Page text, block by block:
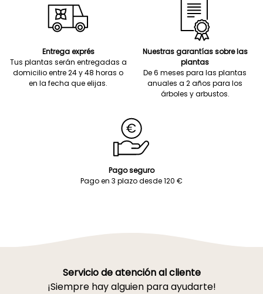
Entrega exprés
Tus plantas serán entregadas a
domicilio entre 24 y 48 horas o
en la fecha que elijas.
Nuestras garantías sobre las
plantas
De 6 meses para las plantas
anuales a 2 años para los
árboles y arbustos.
Pago seguro
Pago en 3 plazo desde 120 €
Servicio de atención al cliente
¡Siempre hay alguien para ayudarte!